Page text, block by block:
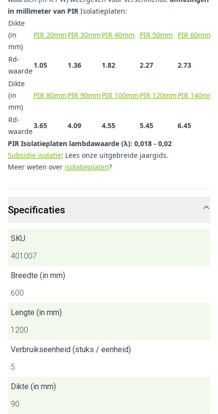
in millimeter van PIR Isolatieplaten:
Dikte
(in
mm)
PIR 20mm PIR 30mm PIR 40mm PIR 50mm PIR 60mm
Rd-
waarde
1.05 1.36 1.82 2.27 2.73
Dikte
(in
mm)
PIR 80mm PIR 90mm PIR 100mm PIR 120mm PIR 140mm
Rd-
waarde
3.65 4.09 4.55 5.45 6.45
PIR Isolatieplaten lambdawaarde (λ): 0,018 - 0,02
Subsidie isolatie: Lees onze uitgebreide jaargids.
Meer weten over isolatieplaten?
Specificaties
SKU
401007
Breedte (in mm)
600
Lengte (in mm)
1200
Verbruikseenheid (stuks / eenheid)
5
Dikte (in mm)
90